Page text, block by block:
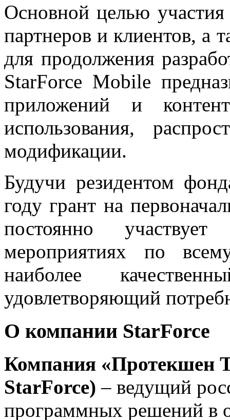
Основной целью
партнеров и клиентов, а
для продолжения
StarForce Mobile
приложений и
использования,
модификации.
Будучи резидентом
году грант на
постоянно
мероприятиях по
наиболее
удовлетворяющий
О компании StarForce
Компания «Протекшен
StarForce) – ведущий
программных решений в